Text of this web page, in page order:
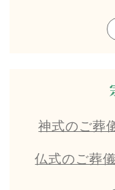
神式のご葬
仏式のご葬儀